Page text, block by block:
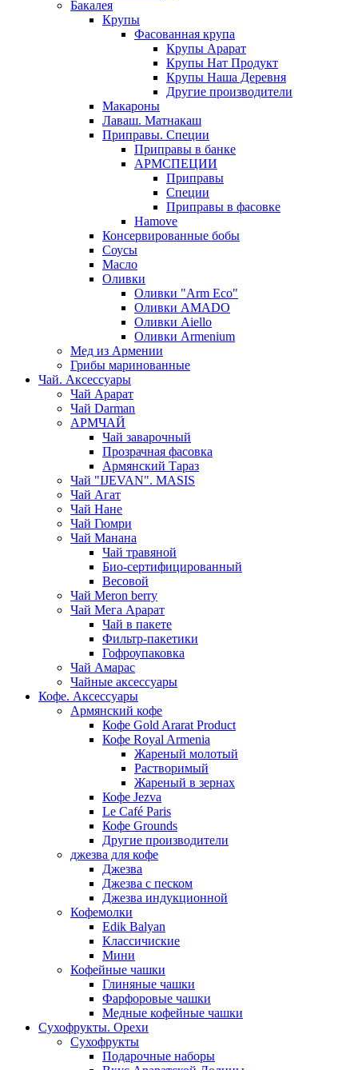
Бакалея
Крупы
Фасованная крупа
Крупы Арарат
Крупы Нат Продукт
Крупы Наша Деревня
Другие производители
Макароны
Лаваш. Матнакаш
Приправы. Специи
Приправы в банке
АРМСПЕЦИИ
Приправы
Специи
Приправы в фасовке
Hamove
Консервированные бобы
Соусы
Масло
Оливки
Оливки "Arm Eco"
Оливки AMADO
Оливки Aiello
Оливки Armenium
Мед из Армении
Грибы маринованные
Чай. Аксессуары
Чай Арарат
Чай Darman
АРМЧАЙ
Чай заварочный
Прозрачная фасовка
Армянский Тараз
Чай "IJEVAN". MASIS
Чай Агат
Чай Нане
Чай Гюмри
Чай Манана
Чай травяной
Био-сертифицированный
Весовой
Чай Meron berry
Чай Мега Арарат
Чай в пакете
Фильтр-пакетики
Гофроупаковка
Чай Амарас
Чайные аксессуары
Кофе. Аксессуары
Армянский кофе
Кофе Gold Ararat Product
Кофе Royal Armenia
Жареный молотый
Растворимый
Жареный в зернах
Кофе Jezva
Le Café Paris
Кофе Grounds
Другие производители
джезва для кофе
Джезва
Джезва с песком
Джезва индукционной
Кофемолки
Edik Balyan
Классичиские
Мини
Кофейные чашки
Глиняные чашки
Фарфоровые чашки
Медные кофейные чашки
Сухофрукты. Орехи
Сухофрукты
Подарочные наборы